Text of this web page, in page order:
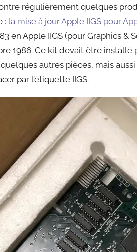
régulièrement quelques
: la mise à jour Apple IIGS pour
en Apple IIGS (pour Graphics
1986. Ce kit devait être
autres pièces, mais
par l’étiquette IIGS.